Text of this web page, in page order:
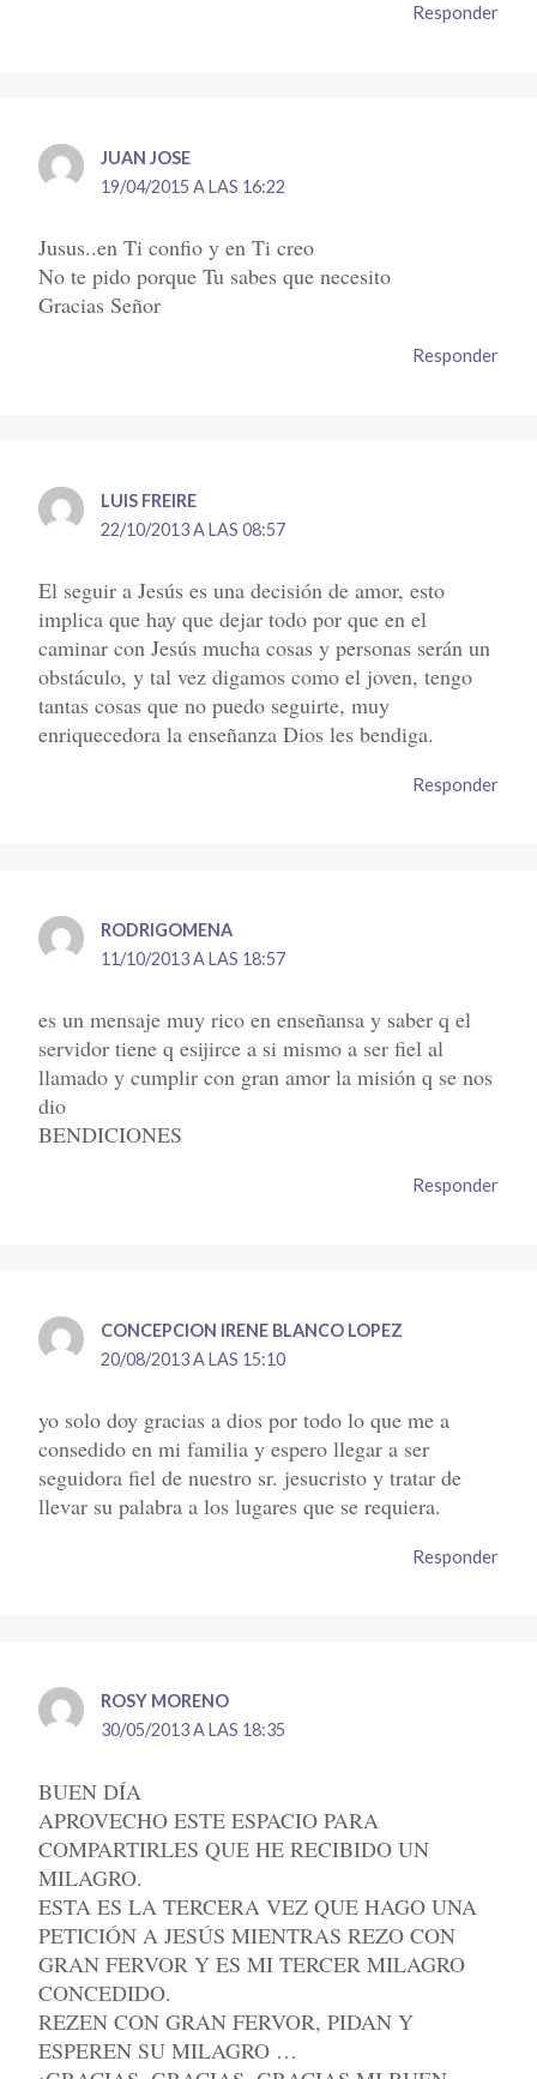
Responder
JUAN JOSE
19/04/2015 A LAS 16:22
Jusus..en Ti confio y en Ti creo
No te pido porque Tu sabes que necesito
Gracias Señor
Responder
LUIS FREIRE
22/10/2013 A LAS 08:57
El seguir a Jesús es una decisión de amor, esto
implica que hay que dejar todo por que en el
caminar con Jesús mucha cosas y personas serán un
obstáculo, y tal vez digamos como el joven, tengo
tantas cosas que no puedo seguirte, muy
enriquecedora la enseñanza Dios les bendiga.
Responder
RODRIGOMENA
11/10/2013 A LAS 18:57
es un mensaje muy rico en enseñansa y saber q el
servidor tiene q esijirce a si mismo a ser fiel al
llamado y cumplir con gran amor la misión q se nos
dio
BENDICIONES
Responder
CONCEPCION IRENE BLANCO LOPEZ
20/08/2013 A LAS 15:10
yo solo doy gracias a dios por todo lo que me a
consedido en mi familia y espero llegar a ser
seguidora fiel de nuestro sr. jesucristo y tratar de
llevar su palabra a los lugares que se requiera.
Responder
ROSY MORENO
30/05/2013 A LAS 18:35
BUEN DÍA
APROVECHO ESTE ESPACIO PARA
COMPARTIRLES QUE HE RECIBIDO UN
MILAGRO.
ESTA ES LA TERCERA VEZ QUE HAGO UNA
PETICIÓN A JESÚS MIENTRAS REZO CON
GRAN FERVOR Y ES MI TERCER MILAGRO
CONCEDIDO.
REZEN CON GRAN FERVOR, PIDAN Y
ESPEREN SU MILAGRO …